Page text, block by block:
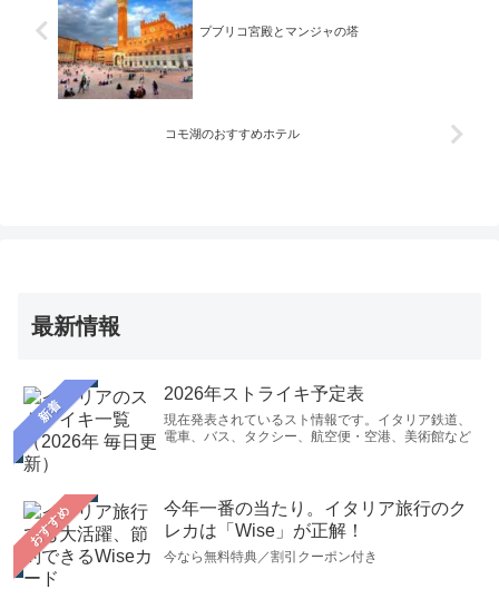
プブリコ宮殿とマンジャの塔
コモ湖のおすすめホテル
最新情報
新着
2026年ストライキ予定表
現在発表されているスト情報です。イタリア鉄道、
電車、バス、タクシー、航空便・空港、美術館など
おすすめ
今年一番の当たり。イタリア旅行のク
レカは「Wise」が正解！
今なら無料特典／割引クーポン付き